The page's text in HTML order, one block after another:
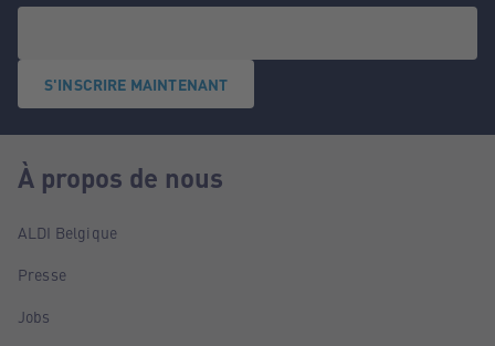
S'INSCRIRE MAINTENANT
À propos de nous
ALDI Belgique
Presse
Jobs